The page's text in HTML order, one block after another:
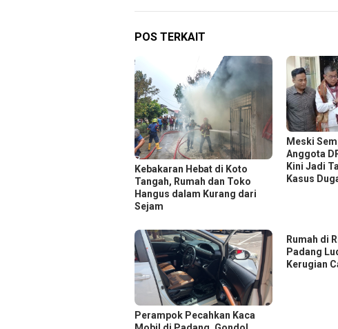
POS TERKAIT
Kebakaran Hebat di Koto
Tangah, Rumah dan Toko
Hangus dalam Kurang dari
Sejam
Meski
Anggota
Kini Jadi
Kasus
Perampok Pecahkan Kaca
Rumah di
Padang
Kerugian